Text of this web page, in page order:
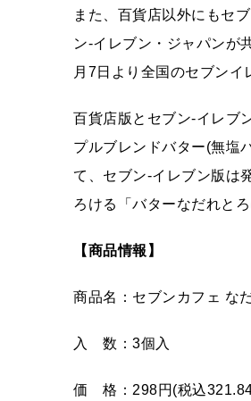
また、百貨店以外にもセ
ン-イレブン・ジャパンが
月7日より全国のセブンイ
百貨店版とセブン-イレブ
プルブレンドバター(無塩
て、セブン-イレブン版は
ろける「バターなだれと
【商品情報】
商品名：セブンカフェ な
入 数：3個入
価 格：298円(税込